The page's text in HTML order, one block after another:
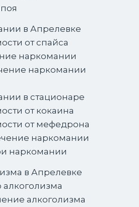
в Апрелевке
от спайса
наркомании
наркомании
в стационаре
от кокаина
от мефедрона
наркомании
наркомании
в Апрелевке
алкоголизма